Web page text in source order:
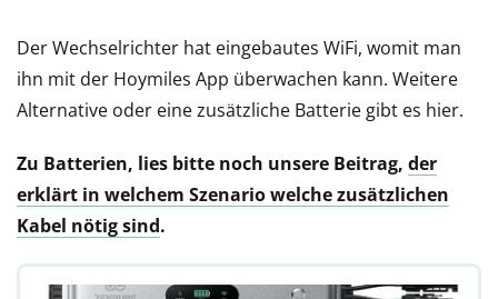
Der Wechselrichter hat eingebautes WiFi, womit man
ihn mit der Hoymiles App überwachen kann. Weitere
Alternative oder eine zusätzliche Batterie gibt es hier.
Zu Batterien, lies bitte noch unsere Beitrag, der
erklärt in welchem Szenario welche zusätzlichen
Kabel nötig sind.